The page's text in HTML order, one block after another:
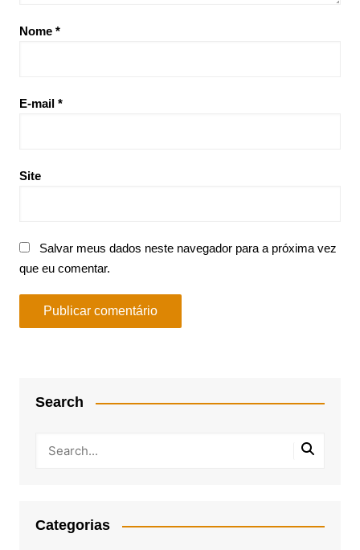
Nome *
E-mail *
Site
Salvar meus dados neste navegador para a próxima vez
que eu comentar.
Search
Categorias